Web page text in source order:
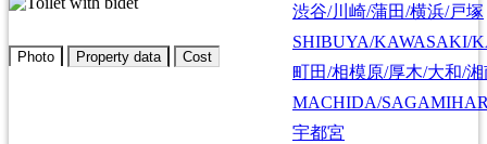
渋谷/川崎/蒲田/横浜/戸塚
SHIBUYA/KAWASAKI/
町田/相模原/厚木/大和/湘
MACHIDA/
宇都宮
Photo Property data Cost